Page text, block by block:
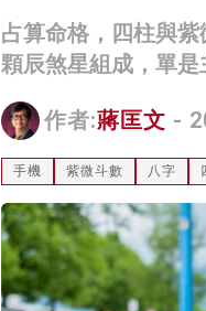
占算命格，四柱與
顆辰煞星組成，單是
作者:蔣匡文 -
手機 紫微斗數 八字